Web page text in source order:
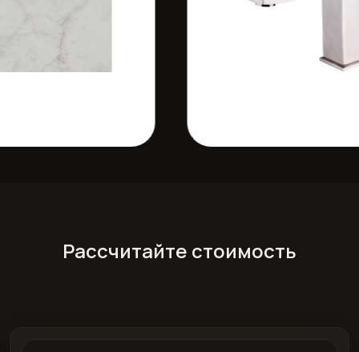
Рассчитайте стоимость